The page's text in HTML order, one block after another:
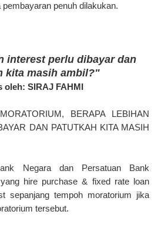
penuh dilakukan.
interest perlu dibayar dan
kita masih ambil?"
oleh: SIRAJ FAHMI
BERAPA LEBIHAN
DAN PATUTKAH KITA MASIH
Negara dan Persatuan Bank
hire purchase & fixed rate loan
sepanjang tempoh moratorium jika
tersebut.